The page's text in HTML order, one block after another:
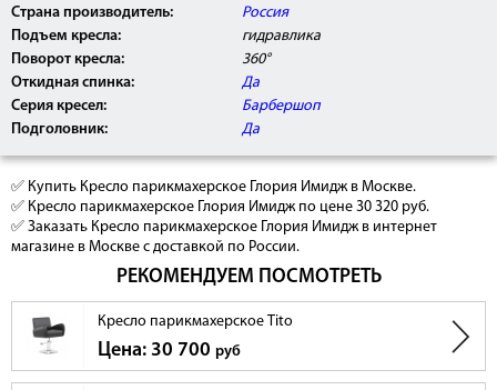
Страна производитель:
Россия
Подъем кресла:
гидравлика
Поворот кресла:
360°
Откидная спинка:
Да
Серия кресел:
Барбершоп
Подголовник:
Да
✅ Купить Кресло парикмахерское Глория Имидж в Москве.
✅ Кресло парикмахерское Глория Имидж по цене 30 320 руб.
✅ Заказать Кресло парикмахерское Глория Имидж в интернет
магазине в Москве с доставкой по России.
РЕКОМЕНДУЕМ ПОСМОТРЕТЬ
Кресло парикмахерское Tito
Цена: 30 700 руб